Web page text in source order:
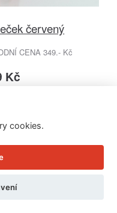
červený
CENA 349.- Kč
Kč
cookies.